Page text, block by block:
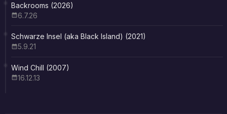
Backrooms (2026)
6.7.26
Schwarze Insel (aka Black Island) (2021)
5.9.21
Wind Chill (2007)
16.12.13